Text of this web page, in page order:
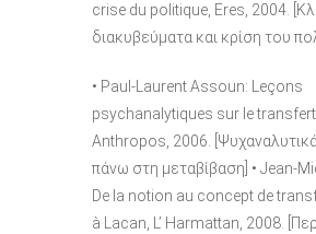
crise du politique, Eres, 2004.
διακυβεύματα και κρίση του
• Paul-Laurent Assoun: Leçons
psychanalytiques sur le
Anthropos, 2006.
πάνω στη μεταβίβαση] • Jean-
De la notion au concept de
à Lacan, L’ Harmattan, 2008.